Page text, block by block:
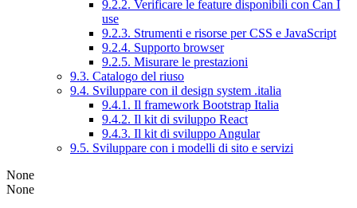
9.2.2. Verificare le feature disponibili con Can I
use
9.2.3. Strumenti e risorse per CSS e JavaScript
9.2.4. Supporto browser
9.2.5. Misurare le prestazioni
9.3. Catalogo del riuso
9.4. Sviluppare con il design system .italia
9.4.1. Il framework Bootstrap Italia
9.4.2. Il kit di sviluppo React
9.4.3. Il kit di sviluppo Angular
9.5. Sviluppare con i modelli di sito e servizi
None
None